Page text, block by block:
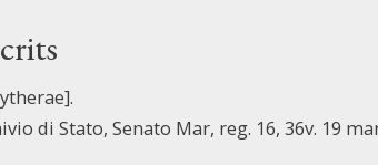
di Stato, Senato Mar, reg. 16, 36v. 19